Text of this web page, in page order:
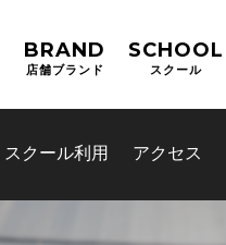
BRAND
店舗ブランド
SCHOOL
スクール
スクール利用 アクセス